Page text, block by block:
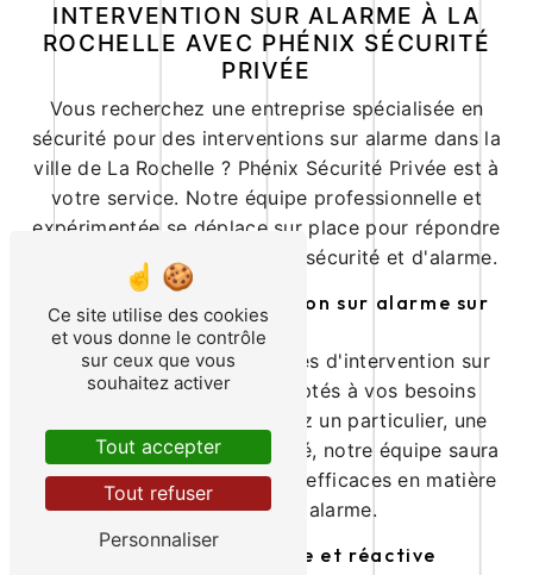
INTERVENTION SUR ALARME À LA
ROCHELLE AVEC PHÉNIX SÉCURITÉ
PRIVÉE
Vous recherchez une entreprise spécialisée en
sécurité pour des interventions sur alarme dans la
ville de La Rochelle ? Phénix Sécurité Privée est à
votre service. Notre équipe professionnelle et
expérimentée se déplace sur place pour répondre
à vos besoins en matière de sécurité et d'alarme.
Des services d'intervention sur alarme sur
mesure
Nous proposons des services d'intervention sur
alarme personnalisés, adaptés à vos besoins
spécifiques. Que vous soyez un particulier, une
entreprise, ou une collectivité, notre équipe saura
vous apporter des solutions efficaces en matière
de sécurité et d'alarme.
Une équipe qualifiée et réactive
Ce site utilise des cookies
et vous donne le contrôle
sur ceux que vous
souhaitez activer
Tout accepter
Tout refuser
Personnaliser